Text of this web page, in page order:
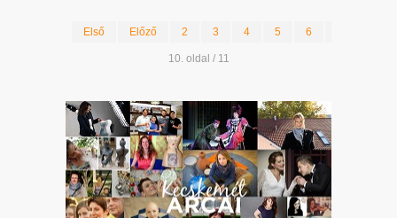
Első Előző 2 3 4 5 6
10. oldal / 11